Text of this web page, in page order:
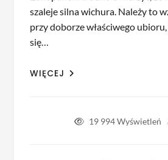
szaleje silna wichura. Należy to
przy doborze właściwego
się…
WIĘCEJ
19 994Wyświetleń